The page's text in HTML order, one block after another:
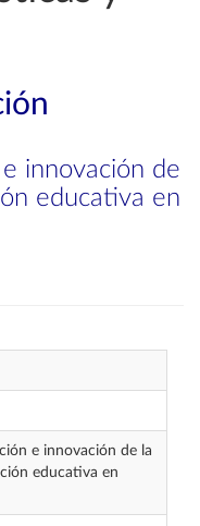
innovación de
educativa en
e innovación de la
educativa en